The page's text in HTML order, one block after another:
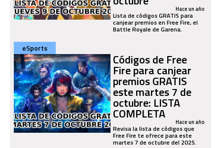
Hace un año
Lista de códigos GRATIS para
canjear premios en Free Fire, el
Battle Royale de Garena.
eSports
Códigos de Free
Fire para canjear
premios GRATIS
este martes 7 de
octubre: LISTA
COMPLETA Hace un año
Revisa la lista de códigos que
Free Fire te ofrece para este
martes 7 de octubre del 2025.